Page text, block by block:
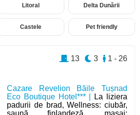
Litoral Delta Dunării
Castele Pet friendly
Cazare Revelion Băile Tușnad
Eco Boutique Hotel*** |
La liziera
padurii de brad, Wellness: ciubăr,
saună finlandeză, masaj;
1 - 26
3
13